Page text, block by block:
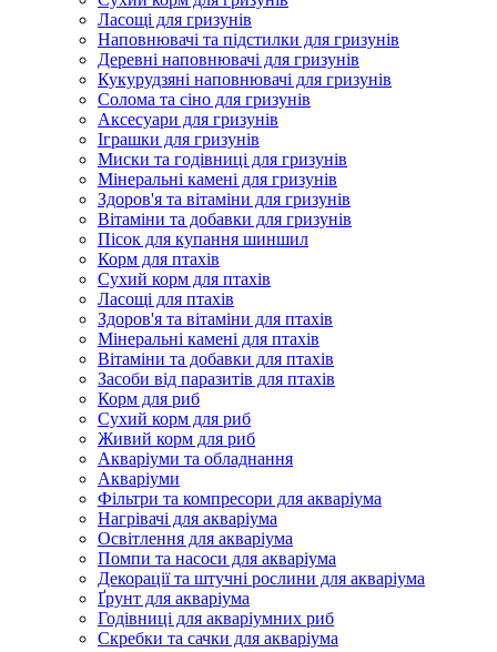
Ласощі для гризунів
Наповнювачі та підстилки для гризунів
Деревні наповнювачі для гризунів
Кукурудзяні наповнювачі для гризунів
Солома та сіно для гризунів
Аксесуари для гризунів
Іграшки для гризунів
Миски та годівниці для гризунів
Мінеральні камені для гризунів
Здоров'я та вітаміни для гризунів
Вітаміни та добавки для гризунів
Пісок для купання шиншил
Корм для птахів
Сухий корм для птахів
Ласощі для птахів
Здоров'я та вітаміни для птахів
Мінеральні камені для птахів
Вітаміни та добавки для птахів
Засоби від паразитів для птахів
Корм для риб
Сухий корм для риб
Живий корм для риб
Акваріуми та обладнання
Акваріуми
Фільтри та компресори для акваріума
Нагрівачі для акваріума
Освітлення для акваріума
Помпи та насоси для акваріума
Декорації та штучні рослини для акваріума
Ґрунт для акваріума
Годівниці для акваріумних риб
Скребки та сачки для акваріума